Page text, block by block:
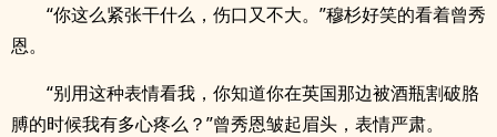
“你这么紧张干什么，伤口又不大。”穆杉好笑的看着曾秀
恩。
“别用这种表情看我，你知道你在英国那边被酒瓶割破胳
膊的时候我有多心疼么？”曾秀恩皱起眉头，表情严肃。